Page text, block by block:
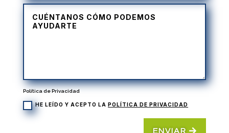
Política de Privacidad
HE LEÍDO Y ACEPTO LA POLÍTICA DE PRIVACIDAD
ENVIAR